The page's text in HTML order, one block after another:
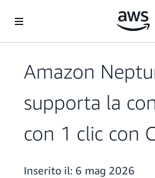
Amazon
supporta la
con 1 clic con
Inserito il: 6 mag 2026